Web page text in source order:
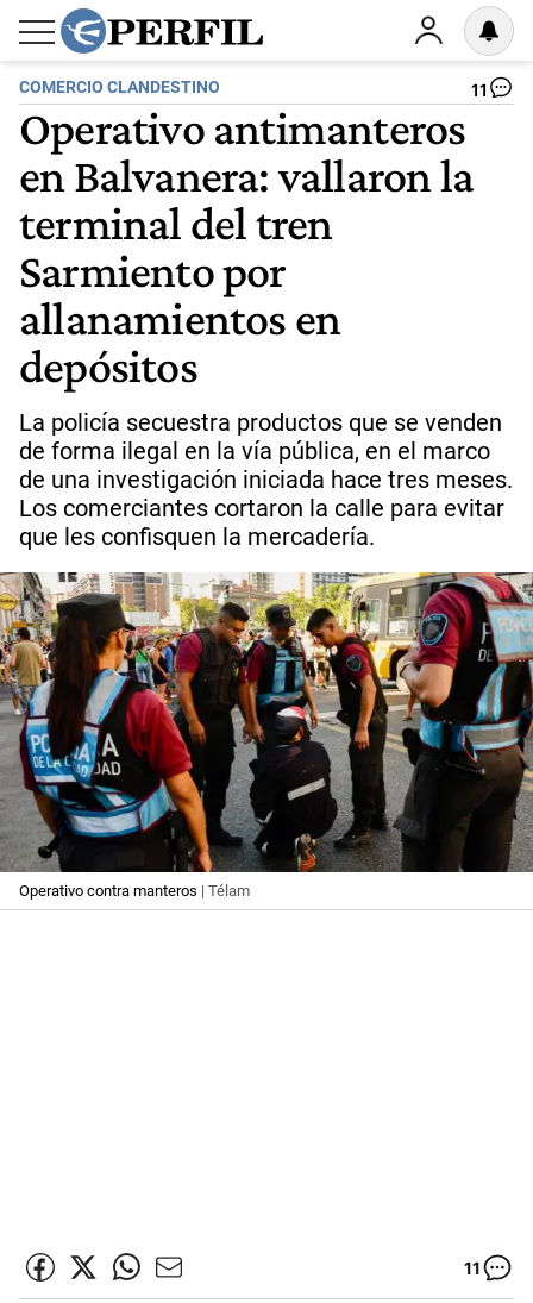
COMERCIO CLANDESTINO 11
Operativo antimanteros
en Balvanera: vallaron la
terminal del tren
Sarmiento por
allanamientos en
depósitos
La policía secuestra productos que se venden
de forma ilegal en la vía pública, en el marco
de una investigación iniciada hace tres meses.
Los comerciantes cortaron la calle para evitar
que les confisquen la mercadería.
Operativo contra manteros | Télam
11